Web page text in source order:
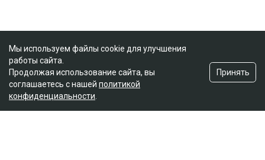
Мы используем файлы cookie для улучшения
работы сайта.
Продолжая использование сайта, вы
соглашаетесь с нашей политикой
конфиденциальности
Принять